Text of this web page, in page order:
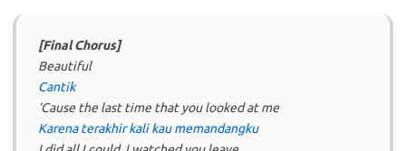
[Final Chorus]
Beautiful
Cantik
‘Cause the last time that you looked at me
Karena terakhir kali kau memandangku